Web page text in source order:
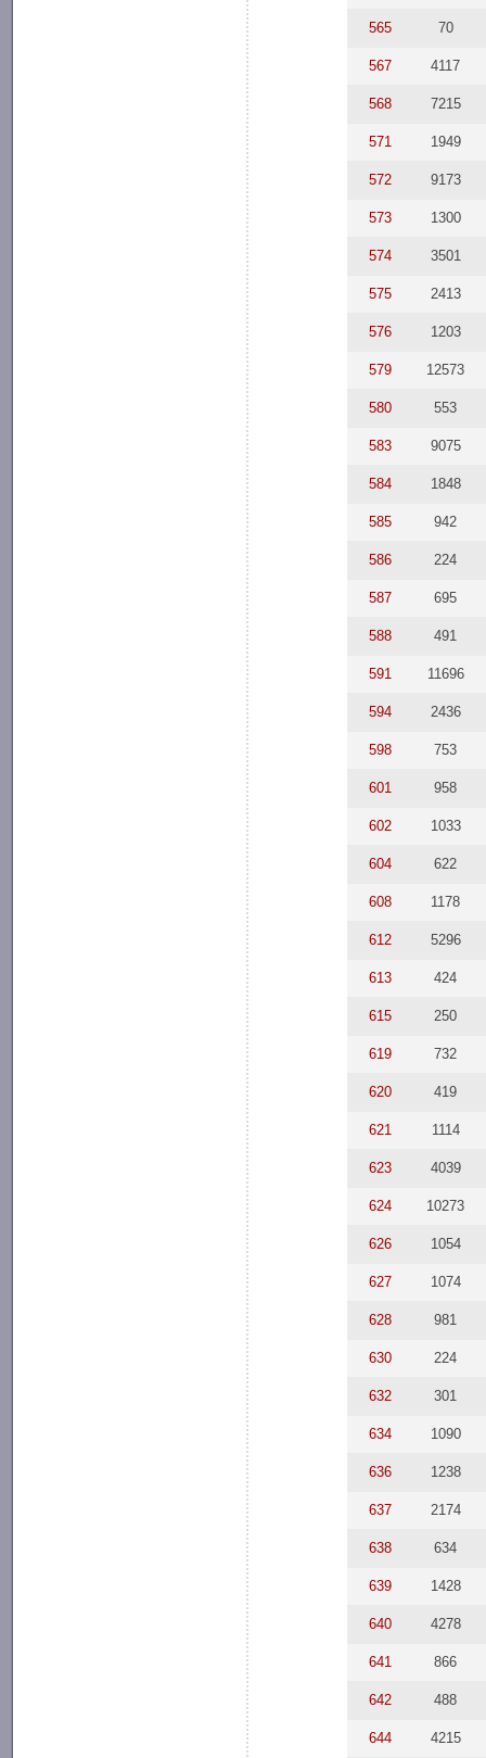
565 70
567 4117
568 7215
571 1949
572 9173
573 1300
574 3501
575 2413
576 1203
579 12573
580 553
583 9075
584 1848
585 942
586 224
587 695
588 491
591 11696
594 2436
598 753
601 958
602 1033
604 622
608 1178
612 5296
613 424
615 250
619 732
620 419
621 1114
623 4039
624 10273
626 1054
627 1074
628 981
630 224
632 301
634 1090
636 1238
637 2174
638 634
639 1428
640 4278
641 866
642 488
644 4215